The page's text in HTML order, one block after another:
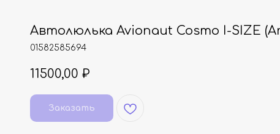
Автолюлька Avionaut Cosmo I-SIZE
01582585694
11500,00 ₽
Заказать